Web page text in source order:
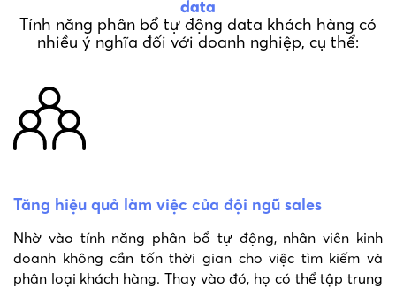
data
Tính năng phân bổ tự động data khách hàng có
nhiều ý nghĩa đối với doanh nghiệp, cụ thể:
Tăng hiệu quả làm việc của đội ngũ sales
Nhờ vào tính năng phân bổ tự động, nhân viên kinh
doanh không cần tốn thời gian cho việc tìm kiếm và
phân loại khách hàng. Thay vào đó, họ có thể tập trung